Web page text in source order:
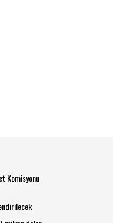
Komisyonu